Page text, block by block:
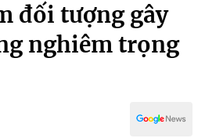
đối tượng gây
nghiêm trọng